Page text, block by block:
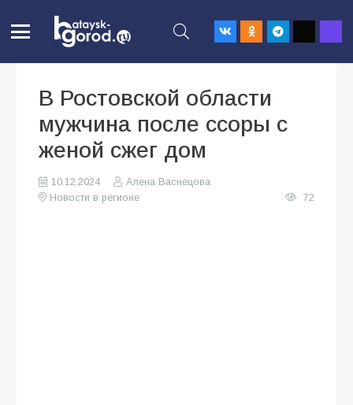
В Ростовской области
мужчина после ссоры с
женой сжег дом
10.12.2024
Алена Васнецова
Новости в регионе
72